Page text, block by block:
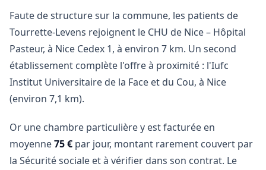
Faute de structure sur la commune, les patients de
Tourrette-Levens rejoignent le CHU de Nice – Hôpital
Pasteur, à Nice Cedex 1, à environ 7 km. Un second
établissement complète l'offre à proximité : l'Iufc
Institut Universitaire de la Face et du Cou, à Nice
(environ 7,1 km).
Or une chambre particulière y est facturée en
moyenne75 € par jour, montant rarement couvert par
la Sécurité sociale et à vérifier dans son contrat. Le